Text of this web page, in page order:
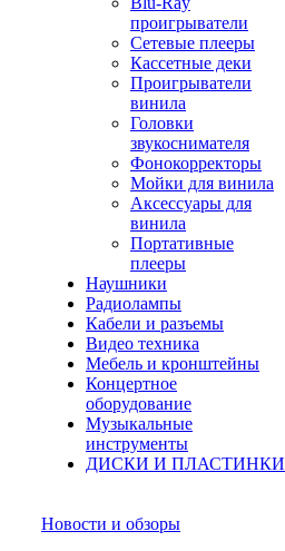
проигрыватели
Сетевые плееры
Кассетные деки
Проигрыватели
винила
Головки
звукоснимателя
Фонокорректоры
Мойки для винила
Аксессуары для
винила
Портативные
плееры
Наушники
Радиолампы
Кабели и разъемы
Видео техника
Мебель и кронштейны
Концертное
оборудование
Музыкальные
инструменты
ДИСКИ И ПЛАСТИНКИ
Новости и обзоры